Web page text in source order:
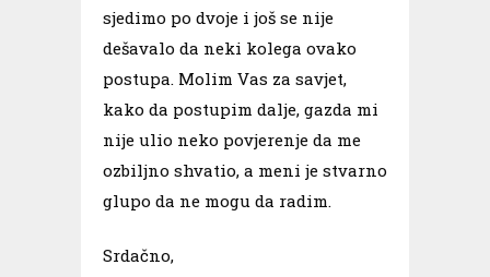
sjedimo po dvoje i još se nije
dešavalo da neki kolega ovako
postupa. Molim Vas za savjet,
kako da postupim dalje, gazda mi
nije ulio neko povjerenje da me
ozbiljno shvatio, a meni je stvarno
glupo da ne mogu da radim.
Srdačno,